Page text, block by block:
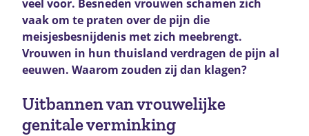
veel voor. Besneden vrouwen schamen zich
vaak om te praten over de pijn die
meisjesbesnijdenis met zich meebrengt.
Vrouwen in hun thuisland verdragen de pijn al
eeuwen. Waarom zouden zij dan klagen?
Uitbannen van vrouwelijke
genitale verminking